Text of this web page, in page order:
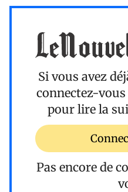
Si vous avez
connectez-vous
pour lire la
Pas encore de